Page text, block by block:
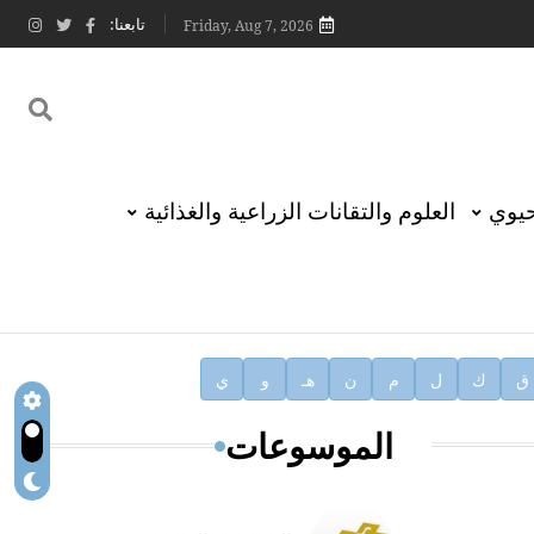
Friday, Aug 7, 2026 تابعنا:
العلوم والتقانات الزراعية والغذائية
ق ك ل م ن هـ و ي
الموسوعات